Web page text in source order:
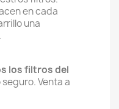
en cada
una
los filtros del
Venta a